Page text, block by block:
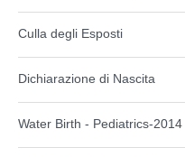
Culla degli Esposti
Dichiarazione di Nascita
Water Birth - Pediatrics-2014